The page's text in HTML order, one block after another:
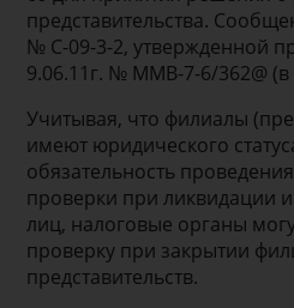
представительства.
№ С-09-3-2, утвержденной
9.06.11г. № ММВ-7-6/362@ (в
Учитывая, что филиалы
имеют юридического
обязательность
проверки при ликвидации
лиц, налоговые органы
проверку при закрытии
представительств.